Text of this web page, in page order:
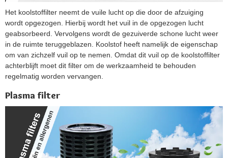
Het koolstoffilter neemt de vuile lucht op die door de afzuiging
wordt opgezogen. Hierbij wordt het vuil in de opgezogen lucht
geabsorbeerd. Vervolgens wordt de gezuiverde schone lucht weer
in de ruimte teruggeblazen. Koolstof heeft namelijk de eigenschap
om van zichzelf vuil op te nemen. Omdat dit vuil op de koolstoffilter
achterblijft moet dit filter om de werkzaamheid te behouden
regelmatig worden vervangen.
Plasma filter